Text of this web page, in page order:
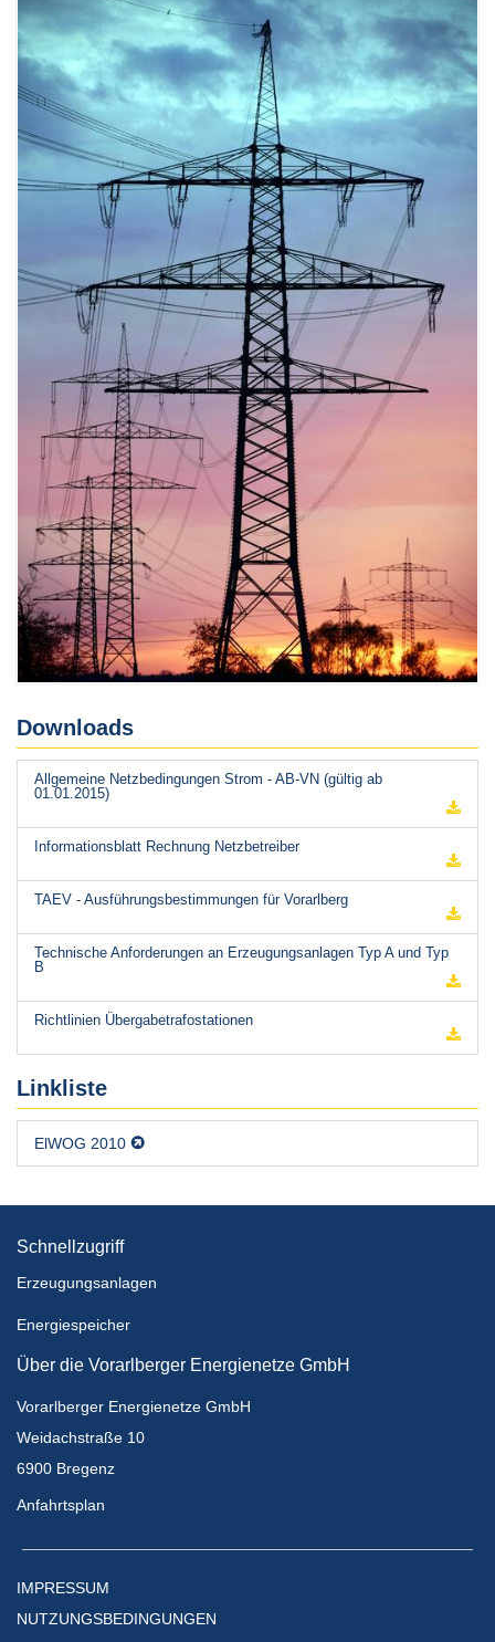
Downloads
Allgemeine Netzbedingungen Strom - AB-VN (gültig ab
01.01.2015)
Informationsblatt Rechnung Netzbetreiber
TAEV - Ausführungsbestimmungen für Vorarlberg
Technische Anforderungen an Erzeugungsanlagen Typ A und Typ
B
Richtlinien Übergabetrafostationen
Linkliste
ElWOG 2010
Schnellzugriff
Erzeugungsanlagen
Energiespeicher
Über die Vorarlberger Energienetze GmbH
Vorarlberger Energienetze GmbH
Weidachstraße 10
6900 Bregenz
Anfahrtsplan
IMPRESSUM
NUTZUNGSBEDINGUNGEN